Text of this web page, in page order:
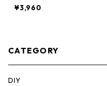
ア) 折り畳みビ
BC
¥3,960
CATEGORY
DIY